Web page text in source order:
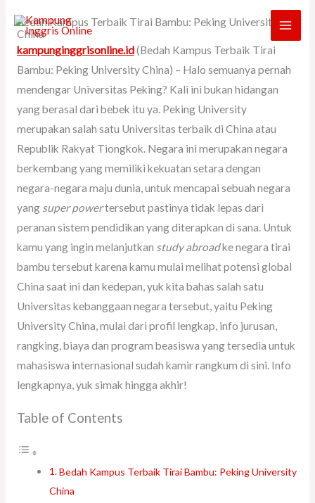
content
Bedah Kampus Terbaik Tirai Bambu: Peking University
China
kampunginggrisonline.id(Bedah Kampus Terbaik Tirai
Bambu: Peking University China) – Halo semuanya pernah
mendengar Universitas Peking? Kali ini bukan hidangan
yang berasal dari bebek itu ya. Peking University
merupakan salah satu Universitas terbaik di China atau
Republik Rakyat Tiongkok. Negara ini merupakan negara
berkembang yang memiliki kekuatan setara dengan
negara-negara maju dunia, untuk mencapai sebuah negara
yang super powertersebut pastinya tidak lepas dari
peranan sistem pendidikan yang diterapkan di sana. Untuk
kamu yang ingin melanjutkan study abroadke negara tirai
bambu tersebut karena kamu mulai melihat potensi global
China saat ini dan kedepan, yuk kita bahas salah satu
Universitas kebanggaan negara tersebut, yaitu Peking
University China, mulai dari profil lengkap, info jurusan,
rangking, biaya dan program beasiswa yang tersedia untuk
mahasiswa internasional sudah kamir rangkum di sini. Info
lengkapnya, yuk simak hingga akhir!
Table of Contents
Bedah Kampus Terbaik Tirai Bambu: Peking University
China